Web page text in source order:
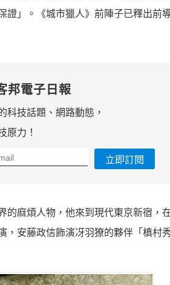
證」。《城市獵人》前陣子已釋出前
邦電子日報
科技話題、網路動態，
原力！
立即訂閱
的麻煩人物，他來到現代東京新宿，
，安藤政信飾演冴羽獠的夥伴「槙村